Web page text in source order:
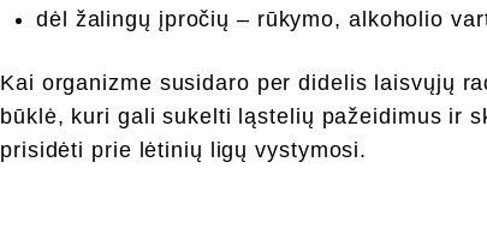
dėl žalingų įpročių – rūkymo, alkoholio
Kai organizme susidaro per didelis laisvųjų
būklė, kuri gali sukelti ląstelių pažeidimus ir
prisidėti prie lėtinių ligų vystymosi.